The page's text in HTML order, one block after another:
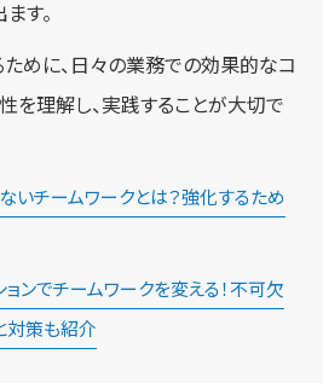
す。
めに、日々の業務での効果的なコ
を理解し、実践することが大切で
いチームワークとは？強化するため
ョンでチームワークを変える！不可欠
対策も紹介